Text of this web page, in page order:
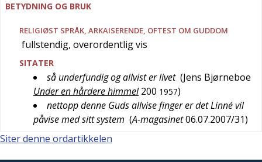
BETYDNING OG BRUK
RELIGIØST SPRÅK, ARKAISERENDE, OFTEST OM GUDDOM
fullstendig, overordentlig vis
SITATER
så underfundig og allvist er livet (Jens Bjørneboe
Under en hårdere himmel 200 1957)
nettopp denne Guds allvise finger er det Linné vil
påvise med sitt system (A-magasinet06.07.2007/31)
Siter denne ordartikkelen